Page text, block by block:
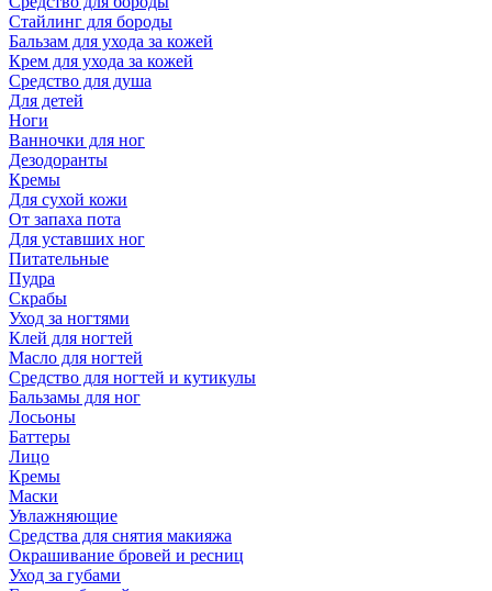
Стайлинг для бороды
Бальзам для ухода за кожей
Крем для ухода за кожей
Средство для душа
Для детей
Ноги
Ванночки для ног
Дезодоранты
Кремы
Для сухой кожи
От запаха пота
Для уставших ног
Питательные
Пудра
Скрабы
Уход за ногтями
Клей для ногтей
Масло для ногтей
Средство для ногтей и кутикулы
Бальзамы для ног
Лосьоны
Баттеры
Лицо
Кремы
Маски
Увлажняющие
Средства для снятия макияжа
Окрашивание бровей и ресниц
Уход за губами